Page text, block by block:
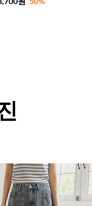
원 50%